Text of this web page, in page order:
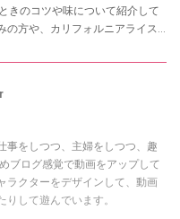
きのコツや味について紹介して
の方や、カリフォルニアライス
事をしつつ、主婦をしつつ、趣
ブログ感覚で動画をアップして
ラクターをデザインして、動画
りして遊んでいます。